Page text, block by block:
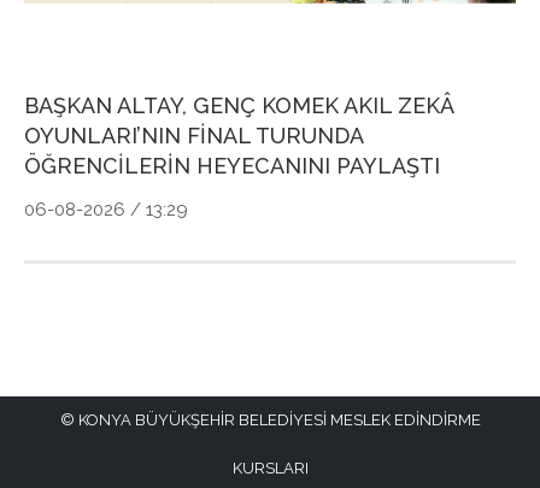
BAŞKAN ALTAY, GENÇ KOMEK AKIL ZEKÂ
OYUNLARI’NIN FİNAL TURUNDA
ÖĞRENCİLERİN HEYECANINI PAYLAŞTI
06-08-2026 / 13:29
KONYA BÜYÜKŞEHİR BELEDİYESİ MESLEK EDİNDİRME
KURSLARI